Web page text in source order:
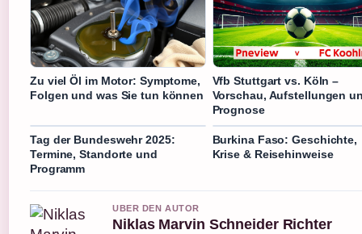
Zu viel Öl im Motor: Symptome,
Folgen und was Sie tun können
Vfb Stuttgart vs. Köln –
Vorschau, Aufstellungen
Prognose
Tag der Bundeswehr 2025:
Termine, Standorte und
Programm
Burkina Faso: Geschichte,
Krise & Reisehinweise
UBER DEN AUTOR
Niklas Marvin Schneider Richter